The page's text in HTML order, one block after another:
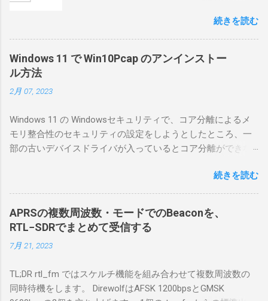
としているので、リモートから操作できる無
線局構築のために、真面目に使ってみること
くだろうと思ったのだが、ちっともそんなに
合は、下記のこれらものが必要である ICOMの
無線機。 今回は私が持っているIC-7300を使
う。 無線機側(サーバ側) のWindows PC。 今
を入れて使っている。 TPMとか入っているの
でBitLockerのDisk暗号化もでき、遠隔地で盗難
にあってもデータ流出の危険性が少ないかな
と思って。 操作側 (クライアント側) の
ど。 そして、リモート操作を行うソフトウェ
アであるRS-BA1。 RS-BA1はサーバ側・クラ
続きを読む
Windows 11 で Win10Pcap のアンインストー
ル方法
2月 07, 2023
Windows 11 の Windowsセキュリティで、コア分離によるメ
モリ整合性のセキュリティの設定をしようとしたところ、一
部の古いデバイスドライバが入っているとコア分離ができな
で利用する Win10Pcap.sys が入っているためにコア分離がで
きないとエラーが出ておりました。 アンインストールのプロ
グラムなどを走らせてもアンインストールできなかったの
で、どのように実行すればよいのか調べながら実施しまし
た。結論としては pnputil というコマンドを用いればよかった
です。 まずは管理者権限でTerminalを実行します。
PowerShellが起動しました。 適当なファイルに、現在インス
トールされているドライバを書き出す。 pnputil /enum-
続きを読む
APRSの複数周波数・モードでのBeaconを、
RTL−SDRでまとめて受信する
7月 21, 2023
TL;DR rtl_fm ではスケルチ機能を組み合わせて複数周波数の
同時待機をします。 DirewolfはAFSK 1200bpsとGMSK